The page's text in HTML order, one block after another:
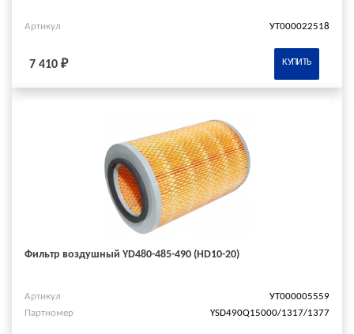
Артикул УТ000022518
7 410 ₽ КУПИТЬ
Фильтр воздушный YD480-485-490 (HD10-20)
Артикул
УТ000005559
Партномер
YSD490Q15000/1317/1377